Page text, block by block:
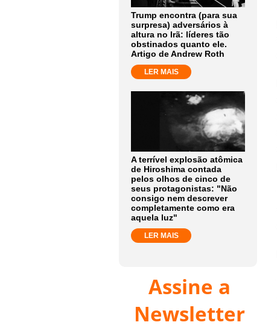
Trump encontra (para sua
surpresa) adversários à
altura no Irã: líderes tão
obstinados quanto ele.
Artigo de Andrew Roth
LER MAIS
A terrível explosão atômica
de Hiroshima contada
pelos olhos de cinco de
seus protagonistas: "Não
consigo nem descrever
completamente como era
aquela luz"
LER MAIS
Assine a
Newsletter